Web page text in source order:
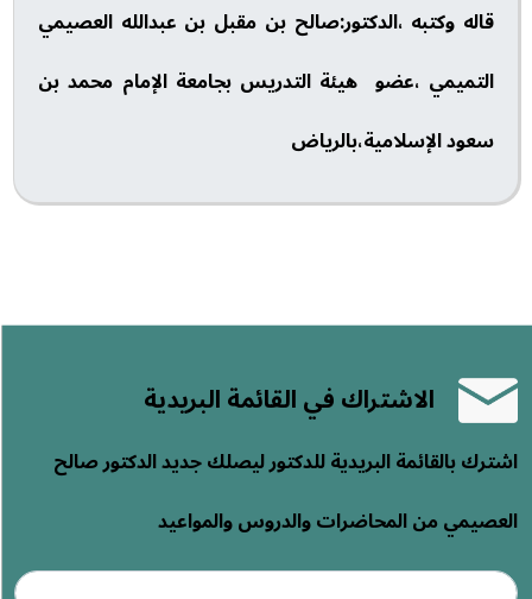
قاله وكتبه ،الدكتور:صالح بن مقبل بن عبدالله العصيمي
التميمي ،عضو هيئة التدريس بجامعة الإمام محمد بن
سعود الإسلامية،بالرياض
الاشتراك في القائمة البريدية
اشترك بالقائمة البريدية للدكتور ليصلك جديد الدكتور صالح
العصيمي من المحاضرات والدروس والمواعيد